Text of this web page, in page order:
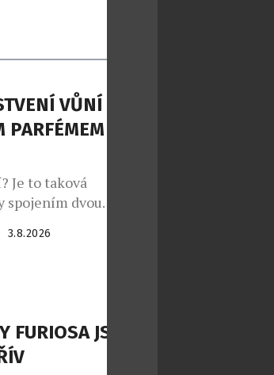
VŮNÍ S
THE
Je to taková
dvou
vlastní, naprosto
vůní jsou nové
se jím […]
3.8.2026
FURIOSA JSOU